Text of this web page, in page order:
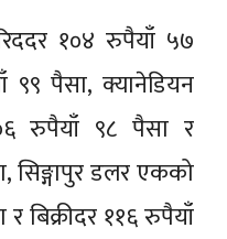
१०४ रुपैयाँ ५७
९९ पैसा, क्यानेडियन
रुपैयाँ ९८ पैसा र
सिङ्गापुर डलर एकको
बिक्रीदर ११६ रुपैयाँ